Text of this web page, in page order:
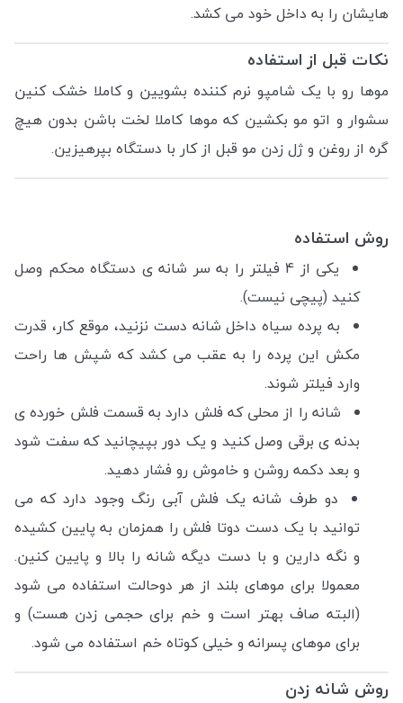
هایشان را به داخل خود می کشد.
نکات قبل از استفاده
موها رو با یک شامپو نرم کننده بشویین و کاملا خشک کنین
سشوار و اتو مو بکشین که موها کاملا لخت باشن بدون هیچ
گره از روغن و ژل زدن مو قبل از کار با دستگاه بپرهیزین.
روش استفاده
یکی از 4 فیلتر را به سر شانه ی دستگاه محکم وصل
کنید (پیچی نیست).
به پرده سیاه داخل شانه دست نزنید، موقع کار، قدرت
مکش این پرده را به عقب می کشد که شپش ها راحت
وارد فیلتر شوند.
شانه را از محلی که فلش دارد به قسمت فلش خورده ی
بدنه ی برقی وصل کنید و یک دور بپیچانید که سفت شود
و بعد دکمه روشن و خاموش رو فشار دهید.
دو طرف شانه یک فلش آبی رنگ وجود دارد که می
توانید با یک دست دوتا فلش را همزمان به پایین کشیده
و نگه دارین و با دست دیگه شانه را بالا و پایین کنین.
معمولا برای موهای بلند از هر دوحالت استفاده می شود
(البته صاف بهتر است و خم برای حجمی زدن هست) و
برای موهای پسرانه و خیلی کوتاه خم استفاده می شود.
روش شانه زدن